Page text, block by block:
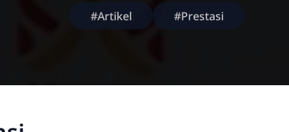
#Artikel #Prestasi